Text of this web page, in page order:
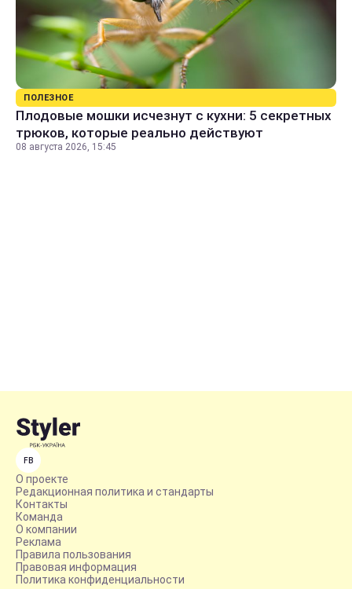
ПОЛЕЗНОЕ
Плодовые мошки исчезнут с кухни: 5 секретных
трюков, которые реально действуют
08 августа 2026, 15:45
FB
О проекте
Редакционная политика и стандарты
Контакты
Команда
О компании
Реклама
Правила пользования
Правовая информация
Политика конфиденциальности